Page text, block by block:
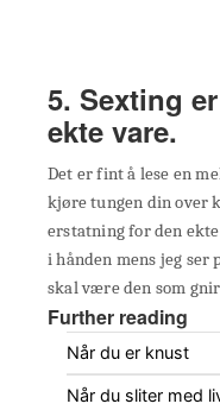
5. Sexting
ekte vare.
Det er fint å lese en
kjøre tungen din over
erstatning for den
i hånden mens jeg ser
skal være den som
Further reading
Når du er knust
Når du sliter med